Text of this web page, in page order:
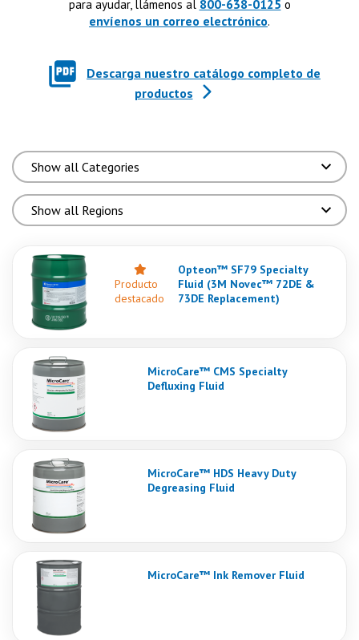
para ayudar, llámenos al 800-638-0125 o
envíenos un correo electrónico.
Descarga nuestro catálogo completo de
productos
Producto
destacado
Opteon™ SF79 Specialty
Fluid (3M Novec™ 72DE &
73DE Replacement)
MicroCare™ CMS Specialty
Defluxing Fluid
MicroCare™ HDS Heavy Duty
Degreasing Fluid
MicroCare™ Ink Remover Fluid